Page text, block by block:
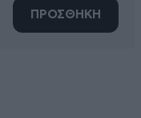
ΠΡΟΣΘΗΚΗ